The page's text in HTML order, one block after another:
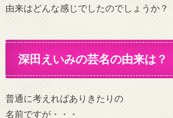
由来はどんな感じでしたのでしょうか？
深田えいみの芸名の由来は？
普通に考えればありきたりの
名前ですが・・・